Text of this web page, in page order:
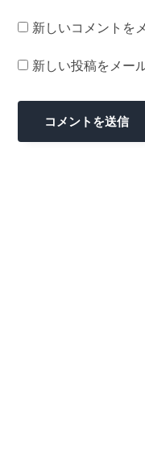
新しいコメントを
新しい投稿をメー